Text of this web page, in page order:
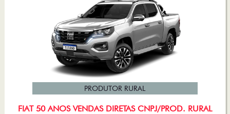
FIAT 50 ANOS VENDAS DIRETAS CNPJ/PROD. RURAL
PRODUTOR RURAL